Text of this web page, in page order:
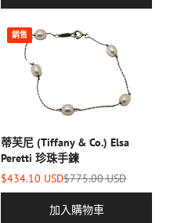
銷售
蒂芙尼 (Tiffany & Co.) Elsa
Peretti 珍珠手鍊
$434.10 USD$775.00 USD
加入購物車